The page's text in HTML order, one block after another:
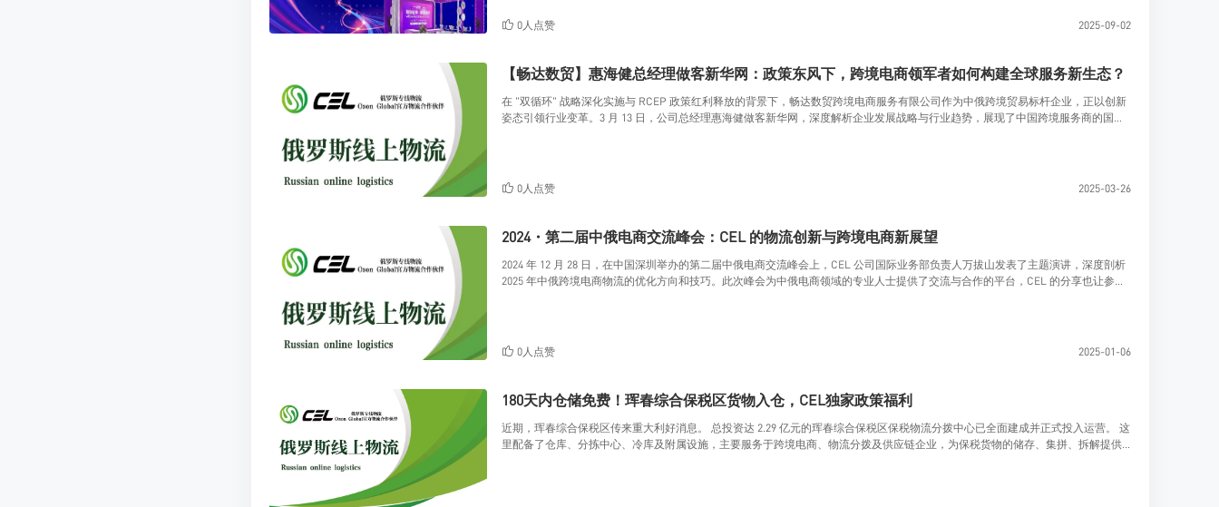
0人点赞 2025-09-02
【畅达数贸】惠海健总经理做客新华网：政策东风下，跨境电商领军者如何构建全球服务新生态？
在 "双循环" 战略深化实施与 RCEP 政策红利释放的背景下，畅达数贸跨境电商服务有限公司作为中俄跨境贸易标杆企业，正以创新
姿态引领行业变革。3 月 13 日，公司总经理惠海健做客新华网，深度解析企业发展战略与行业趋势，展现了中国跨境服务商的国际
0人点赞 2025-03-26
2024・第二届中俄电商交流峰会：CEL 的物流创新与跨境电商新展望
2024 年 12 月 28 日，在中国深圳举办的第二届中俄电商交流峰会上，CEL 公司国际业务部负责人万拔山发表了主题演讲，深度剖析
2025 年中俄跨境电商物流的优化方向和技巧。此次峰会为中俄电商领域的专业人士提供了交流与合作的平台，CEL 的分享也让参会
0人点赞 2025-01-06
180天内仓储免费！珲春综合保税区货物入仓，CEL独家政策福利
近期，珲春综合保税区传来重大利好消息。 总投资达 2.29 亿元的珲春综合保税区保税物流分拨中心已全面建成并正式投入运营。 这
里配备了仓库、分拣中心、冷库及附属设施，主要服务于跨境电商、物流分拨及供应链企业，为保税货物的储存、集拼、拆解提供